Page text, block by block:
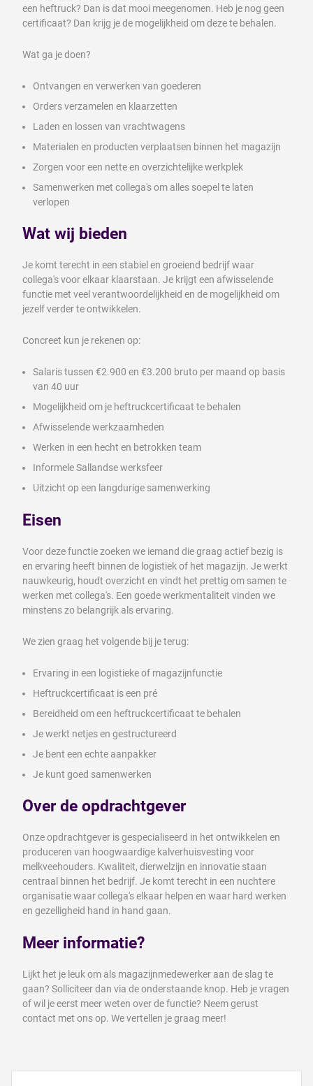
een heftruck? Dan is dat mooi meegenomen. Heb je nog geen
certificaat? Dan krijg je de mogelijkheid om deze te behalen.
Wat ga je doen?
Ontvangen en verwerken van goederen
Orders verzamelen en klaarzetten
Laden en lossen van vrachtwagens
Materialen en producten verplaatsen binnen het magazijn
Zorgen voor een nette en overzichtelijke werkplek
Samenwerken met collega's om alles soepel te laten
verlopen
Wat wij bieden
Je komt terecht in een stabiel en groeiend bedrijf waar
collega's voor elkaar klaarstaan. Je krijgt een afwisselende
functie met veel verantwoordelijkheid en de mogelijkheid om
jezelf verder te ontwikkelen.
Concreet kun je rekenen op:
Salaris tussen €2.900 en €3.200 bruto per maand op basis
van 40 uur
Mogelijkheid om je heftruckcertificaat te behalen
Afwisselende werkzaamheden
Werken in een hecht en betrokken team
Informele Sallandse werksfeer
Uitzicht op een langdurige samenwerking
Eisen
Voor deze functie zoeken we iemand die graag actief bezig is
en ervaring heeft binnen de logistiek of het magazijn. Je werkt
nauwkeurig, houdt overzicht en vindt het prettig om samen te
werken met collega's. Een goede werkmentaliteit vinden we
minstens zo belangrijk als ervaring.
We zien graag het volgende bij je terug:
Ervaring in een logistieke of magazijnfunctie
Heftruckcertificaat is een pré
Bereidheid om een heftruckcertificaat te behalen
Je werkt netjes en gestructureerd
Je bent een echte aanpakker
Je kunt goed samenwerken
Over de opdrachtgever
Onze opdrachtgever is gespecialiseerd in het ontwikkelen en
produceren van hoogwaardige kalverhuisvesting voor
melkveehouders. Kwaliteit, dierwelzijn en innovatie staan
centraal binnen het bedrijf. Je komt terecht in een nuchtere
organisatie waar collega's elkaar helpen en waar hard werken
en gezelligheid hand in hand gaan.
Meer informatie?
Lijkt het je leuk om als magazijnmedewerker aan de slag te
gaan? Solliciteer dan via de onderstaande knop. Heb je vragen
of wil je eerst meer weten over de functie? Neem gerust
contact met ons op. We vertellen je graag meer!